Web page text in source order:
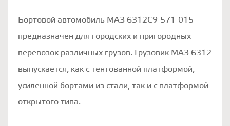
Бортовой автомобиль МАЗ 6312С9-571-015
предназначен для городских и пригородных
перевозок различных грузов. Грузовик МАЗ 6312
выпускается, как с тентованной платформой,
усиленной бортами из стали, так и с платформой
открытого типа.